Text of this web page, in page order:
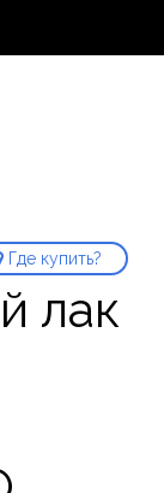
Где купить?
лак